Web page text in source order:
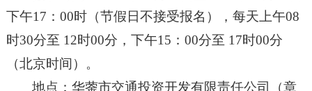
下午17：00时（节假日不接受报名），每天上午08
时30分至 12时00分，下午15：00分至 17时00分
（北京时间）。
地点： 华蓥市交通投资开发有限责任公司
（章